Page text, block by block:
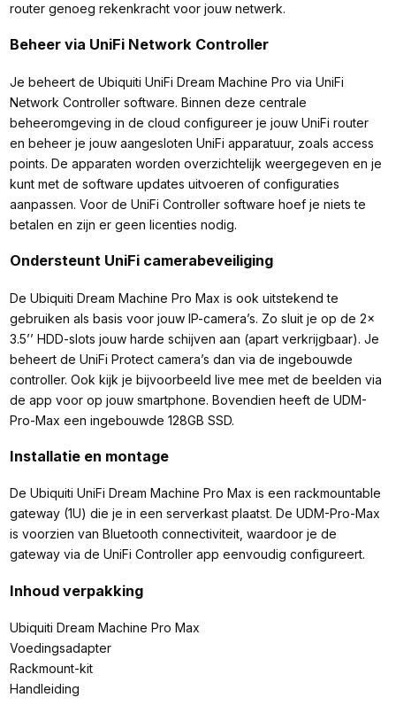
router genoeg rekenkracht voor jouw netwerk.
Beheer via UniFi Network Controller
Je beheert de Ubiquiti UniFi Dream Machine Pro via UniFi
Network Controller software. Binnen deze centrale
beheeromgeving in de cloud configureer je jouw UniFi router
en beheer je jouw aangesloten UniFi apparatuur, zoals access
points. De apparaten worden overzichtelijk weergegeven en je
kunt met de software updates uitvoeren of configuraties
aanpassen. Voor de UniFi Controller software hoef je niets te
betalen en zijn er geen licenties nodig.
Ondersteunt UniFi camerabeveiliging
De Ubiquiti Dream Machine Pro Max is ook uitstekend te
gebruiken als basis voor jouw IP-camera’s. Zo sluit je op de 2x
3.5’’ HDD-slots jouw harde schijven aan (apart verkrijgbaar). Je
beheert de UniFi Protect camera’s dan via de ingebouwde
controller. Ook kijk je bijvoorbeeld live mee met de beelden via
de app voor op jouw smartphone. Bovendien heeft de UDM-
Pro-Max een ingebouwde 128GB SSD.
Installatie en montage
De Ubiquiti UniFi Dream Machine Pro Max is een rackmountable
gateway (1U) die je in een serverkast plaatst. De UDM-Pro-Max
is voorzien van Bluetooth connectiviteit, waardoor je de
gateway via de UniFi Controller app eenvoudig configureert.
Inhoud verpakking
Ubiquiti Dream Machine Pro Max
Voedingsadapter
Rackmount-kit
Handleiding